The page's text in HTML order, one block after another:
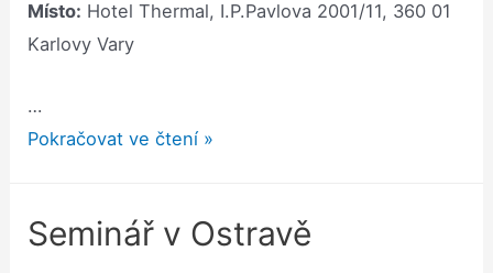
Místo: Hotel Thermal, I.P.Pavlova 2001/11, 360 01
Karlovy Vary
…
Seminář
Varech
Pokračovat ve čtení »
Seminář v Ostravě